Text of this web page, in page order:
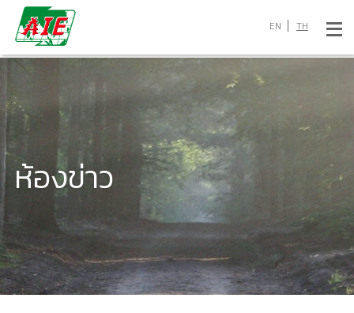
EN TH
ห้องข่าว